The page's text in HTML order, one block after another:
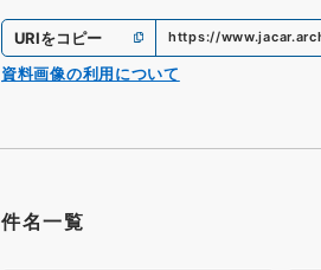
URIをコピー https://
資料画像の利用について
件名一覧